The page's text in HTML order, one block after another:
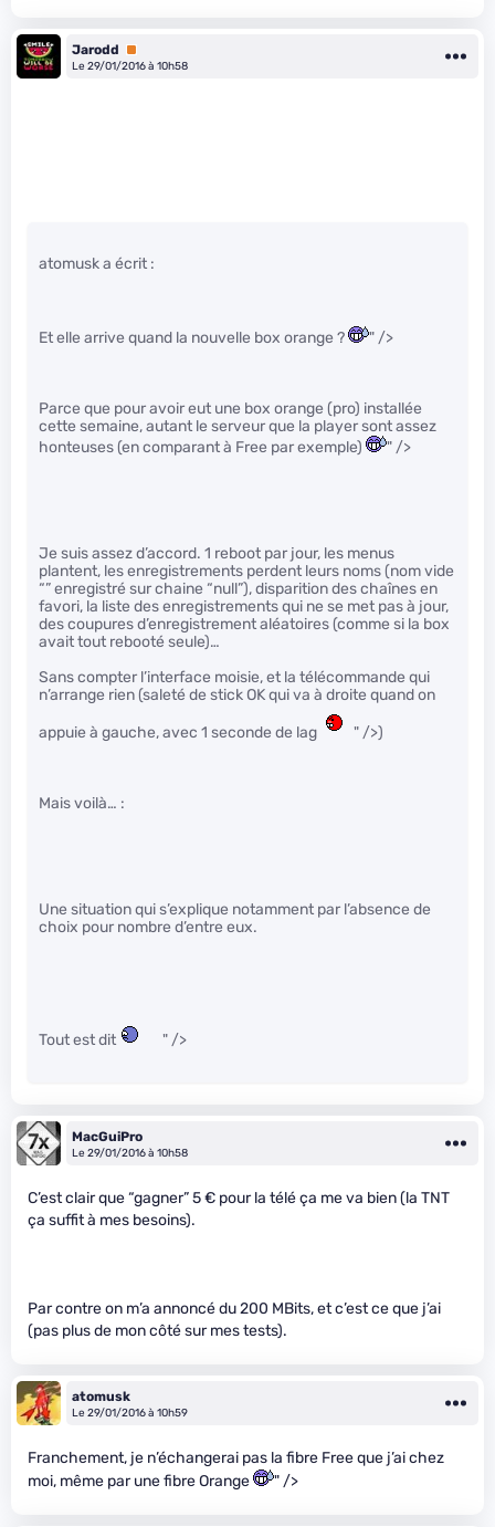
Jarodd
Premium
Le 29/01/2016 à 10h58
atomusk a écrit :
Et elle arrive quand la nouvelle box orange ? " />
Parce que pour avoir eut une box orange (pro) installée
cette semaine, autant le serveur que la player sont assez
honteuses (en comparant à Free par exemple)
" />
Je suis assez d’accord. 1 reboot par jour, les menus
plantent, les enregistrements perdent leurs noms (nom vide
“” enregistré sur chaine “null”), disparition des chaînes en
favori, la liste des enregistrements qui ne se met pas à jour,
des coupures d’enregistrement aléatoires (comme si la box
avait tout rebooté seule)…
Sans compter l’interface moisie, et la télécommande qui
n’arrange rien (saleté de stick OK qui va à droite quand on
appuie à gauche, avec 1 seconde de lag
" />)
Mais voilà… :
Une situation qui s’explique notamment par l’absence de
choix pour nombre d’entre eux.
Tout est dit " />
MacGuiPro
Le 29/01/2016 à 10h58
C’est clair que “gagner” 5 € pour la télé ça me va bien (la TNT
ça suffit à mes besoins).
Par contre on m’a annoncé du 200 MBits, et c’est ce que j’ai
(pas plus de mon côté sur mes tests).
atomusk
Le 29/01/2016 à 10h59
Franchement, je n’échangerai pas la fibre Free que j’ai chez
moi, même par une fibre Orange
" />